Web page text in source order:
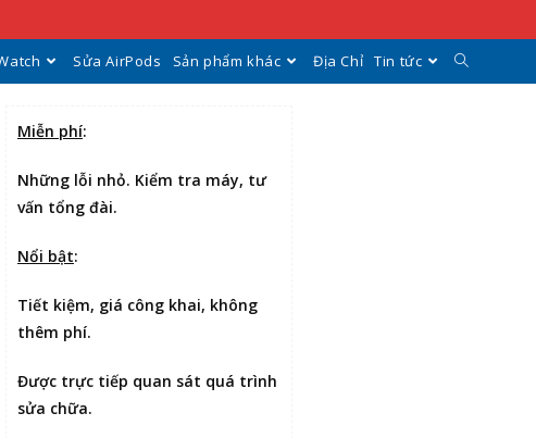
Sửa AirPods Sản phẩm khác Địa Chỉ Tin tức
Miễn phí:
Những lỗi nhỏ. Kiểm tra máy, tư
vấn tổng đài.
Nổi bật:
Tiết kiệm, giá công khai, không
thêm phí.
Được trực tiếp quan sát quá trình
sửa chữa.